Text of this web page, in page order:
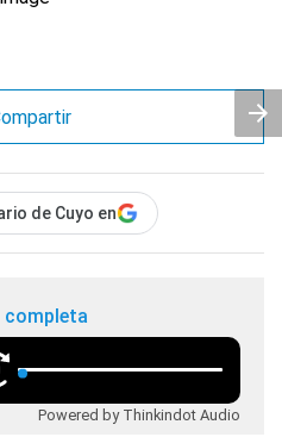
de Cuyo en
completa
Powered by Thinkindot Audio